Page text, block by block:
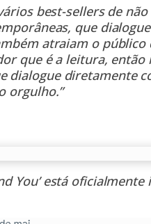
best-sellers de
que
atraiam o público
que é a leitura, então
dialogue diretamente
orgulho.”
You’ está